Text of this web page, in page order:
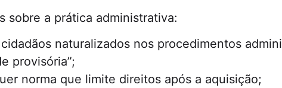
sobre a prática administrativa:
naturalizados nos procedimentos
provisória”;
norma que limite direitos após a aquisição;